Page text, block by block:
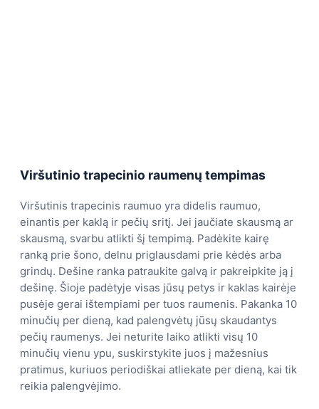
Viršutinio trapecinio raumenų tempimas
Viršutinis trapecinis raumuo yra didelis raumuo,
einantis per kaklą ir pečių sritį. Jei jaučiate skausmą ar
skausmą, svarbu atlikti šį tempimą. Padėkite kairę
ranką prie šono, delnu priglausdami prie kėdės arba
grindų. Dešine ranka patraukite galvą ir pakreipkite ją į
dešinę. Šioje padėtyje visas jūsų petys ir kaklas kairėje
pusėje gerai ištempiami per tuos raumenis. Pakanka 10
minučių per dieną, kad palengvėtų jūsų skaudantys
pečių raumenys. Jei neturite laiko atlikti visų 10
minučių vienu ypu, suskirstykite juos į mažesnius
pratimus, kuriuos periodiškai atliekate per dieną, kai tik
reikia palengvėjimo.